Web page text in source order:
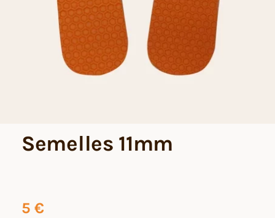
Semelles 11mm
5 €